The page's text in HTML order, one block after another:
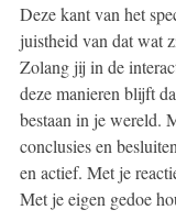
Deze kant van het
juistheid van dat wat
Zolang jij in de
deze manieren blijft
bestaan in je wereld.
conclusies en
en actief. Met je
Met je eigen gedoe